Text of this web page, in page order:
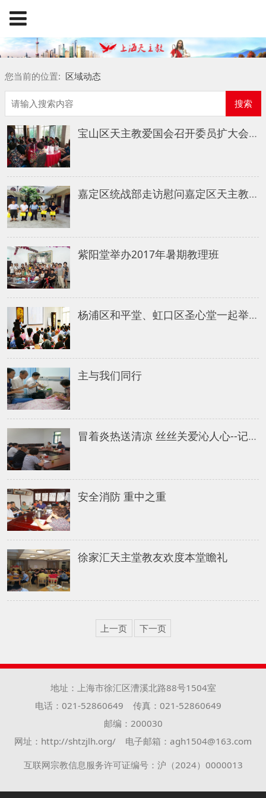
您当前的位置: 区域动态
搜索
宝山区天主教爱国会召开委员扩大会议
嘉定区统战部走访慰问嘉定区天主教“两会” ​
紫阳堂举办2017年暑期教理班
杨浦区和平堂、虹口区圣心堂一起举办避静活动
主与我们同行
冒着炎热送清凉 丝丝关爱沁人心--记松江区民宗办送清凉慰问活动
安全消防 重中之重
徐家汇天主堂教友欢度本堂瞻礼
上一页 下一页
地址：上海市徐汇区漕溪北路88号1504室
电话：021-52860649
传真：021-52860649
邮编：200030
网址：http://shtzjlh.org/
电子邮箱：agh1504@163.com
互联网宗教信息服务许可证编号：沪（2024）0000013